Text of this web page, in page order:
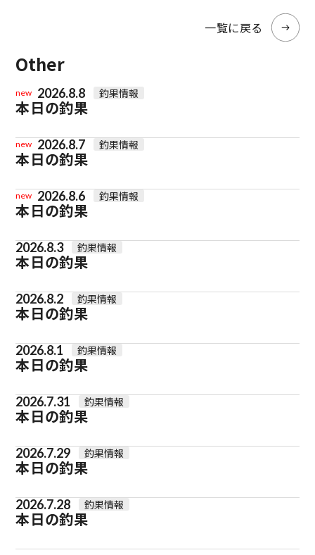
一覧に戻る
Other
new 2026.8.8 釣果情報
本日の釣果
new 2026.8.7 釣果情報
本日の釣果
new 2026.8.6 釣果情報
本日の釣果
2026.8.3 釣果情報
本日の釣果
2026.8.2 釣果情報
本日の釣果
2026.8.1 釣果情報
本日の釣果
2026.7.31 釣果情報
本日の釣果
2026.7.29 釣果情報
本日の釣果
2026.7.28 釣果情報
本日の釣果